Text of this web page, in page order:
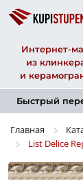
Интернет-
из
и
Быстрый
Главная
List Delice